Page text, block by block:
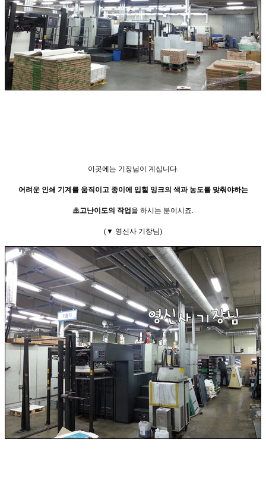
이곳에는 기장님이 계십니다.
어려운 인쇄 기계를 움직이고 종이에 입힐 잉크의 색과 농도를 맞춰야하는
초고난이도의 작업을 하시는 분이시죠.
(▼ 영신사 기장님)